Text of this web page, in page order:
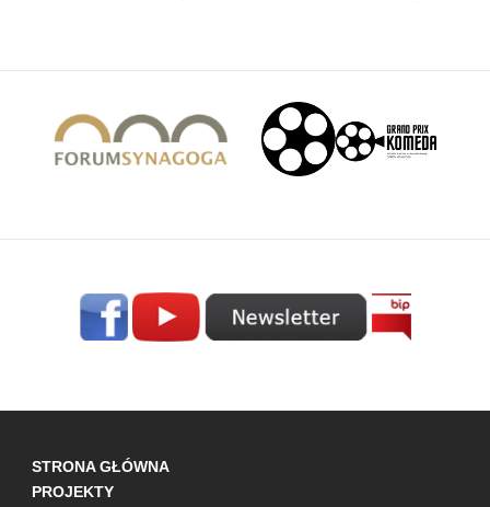
STRONA GŁÓWNA
PROJEKTY